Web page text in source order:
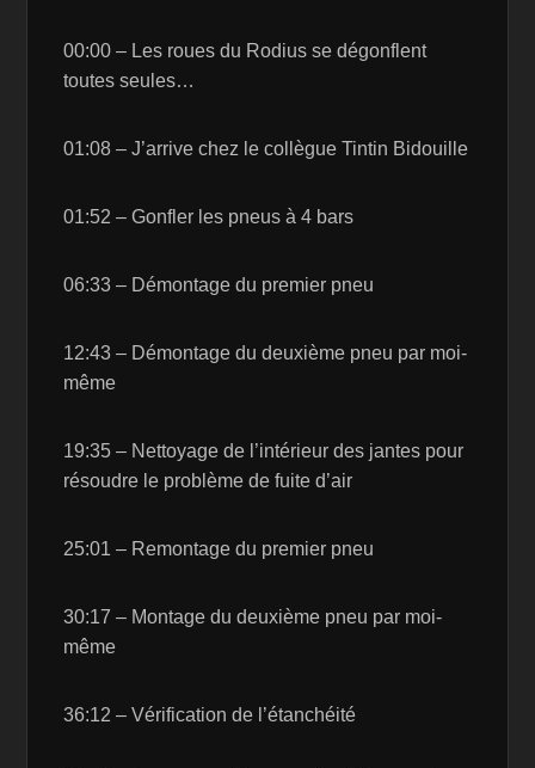
00:00 – Les roues du Rodius se dégonflent
toutes seules…
01:08 – J’arrive chez le collègue Tintin Bidouille
01:52 – Gonfler les pneus à 4 bars
06:33 – Démontage du premier pneu
12:43 – Démontage du deuxième pneu par moi-
même
19:35 – Nettoyage de l’intérieur des jantes pour
résoudre le problème de fuite d’air
25:01 – Remontage du premier pneu
30:17 – Montage du deuxième pneu par moi-
même
36:12 – Vérification de l’étanchéité